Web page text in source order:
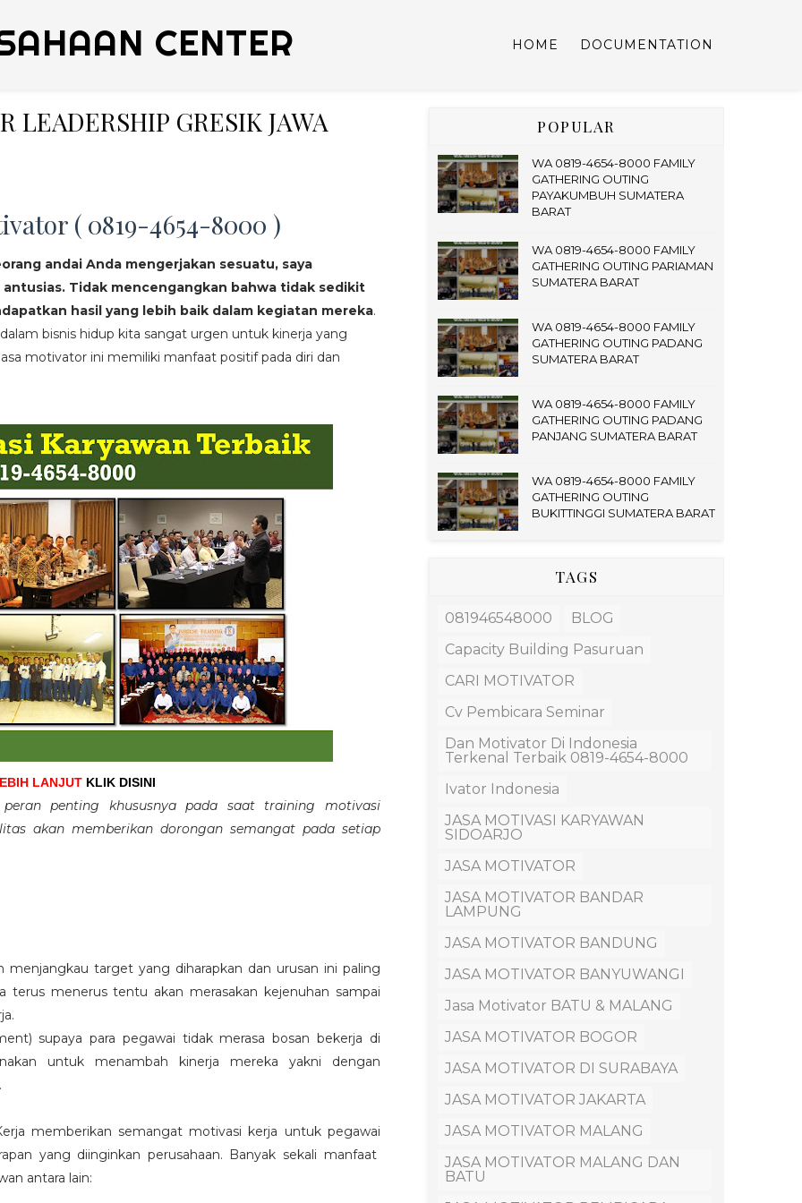
CENTER HOME DOCUMENTATION
LEADERSHIP GRESIK JAWA
( 0819-4654-8000 )
andai Anda mengerjakan sesuatu, saya
Tidak mencengangkan bahwa tidak sedikit
hasil yang lebih baik dalam kegiatan mereka.
bisnis hidup kita sangat urgen untuk kinerja yang
motivator ini memiliki manfaat positif pada diri dan
LANJUT KLIK DISINI
penting khususnya pada saat training motivasi
akan memberikan dorongan semangat pada setiap
target yang diharapkan dan urusan ini paling
terus menerus tentu akan merasakan kejenuhan sampai
supaya para pegawai tidak merasa bosan bekerja di
untuk menambah kinerja mereka yakni dengan
memberikan semangat motivasi kerja untuk pegawai
yang diinginkan perusahaan. Banyak sekali manfaat
antara lain:
POPULAR
WA 0819-4654-8000 FAMILY
GATHERING OUTING
PAYAKUMBUH SUMATERA
BARAT
WA 0819-4654-8000 FAMILY
GATHERING OUTING PARIAMAN
SUMATERA BARAT
WA 0819-4654-8000 FAMILY
GATHERING OUTING PADANG
SUMATERA BARAT
WA 0819-4654-8000 FAMILY
GATHERING OUTING PADANG
PANJANG SUMATERA BARAT
WA 0819-4654-8000 FAMILY
GATHERING OUTING
BUKITTINGGI SUMATERA BARAT
TAGS
081946548000
BLOG
Capacity Building Pasuruan
CARI MOTIVATOR
Cv Pembicara Seminar
Dan Motivator Di Indonesia
Terkenal Terbaik 0819-4654-8000
Ivator Indonesia
JASA MOTIVASI KARYAWAN
SIDOARJO
JASA MOTIVATOR
JASA MOTIVATOR BANDAR
LAMPUNG
JASA MOTIVATOR BANDUNG
JASA MOTIVATOR BANYUWANGI
Jasa Motivator BATU & MALANG
JASA MOTIVATOR BOGOR
JASA MOTIVATOR DI SURABAYA
JASA MOTIVATOR JAKARTA
JASA MOTIVATOR MALANG
JASA MOTIVATOR MALANG DAN
BATU